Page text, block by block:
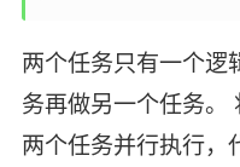
两个任务只有一个逻
务再做另一个任务。
两个任务并行执行，